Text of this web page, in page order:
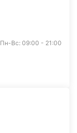
Пн-Вс: 09:00 - 21:00